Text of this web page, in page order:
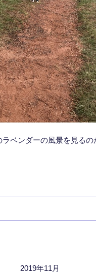
ベンダーの風景を見るの
2019年11月